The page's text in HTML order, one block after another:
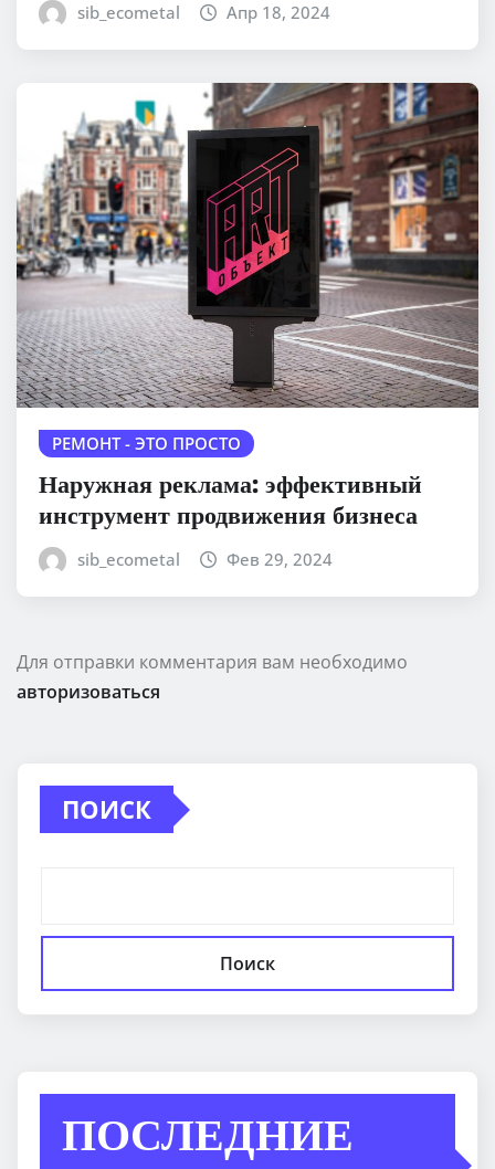
sib_ecometal Апр 18, 2024
РЕМОНТ - ЭТО ПРОСТО
Наружная реклама: эффективный
инструмент продвижения бизнеса
sib_ecometal Фев 29, 2024
Для отправки комментария вам необходимо
авторизоваться
ПОИСК
Поиск
ПОСЛЕДНИЕ